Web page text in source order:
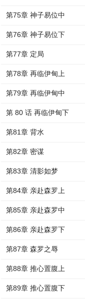
第75章 神子易位中
第76章 神子易位下
第77章 定局
第78章 再临伊甸上
第79章 再临伊甸中
第 80 话 再临伊甸下
第81章 背水
第82章 密谋
第83章 清影如梦
第84章 亲赴森罗上
第85章 亲赴森罗中
第86章 亲赴森罗下
第87章 森罗之辱
第88章 推心置腹上
第89章 推心置腹下